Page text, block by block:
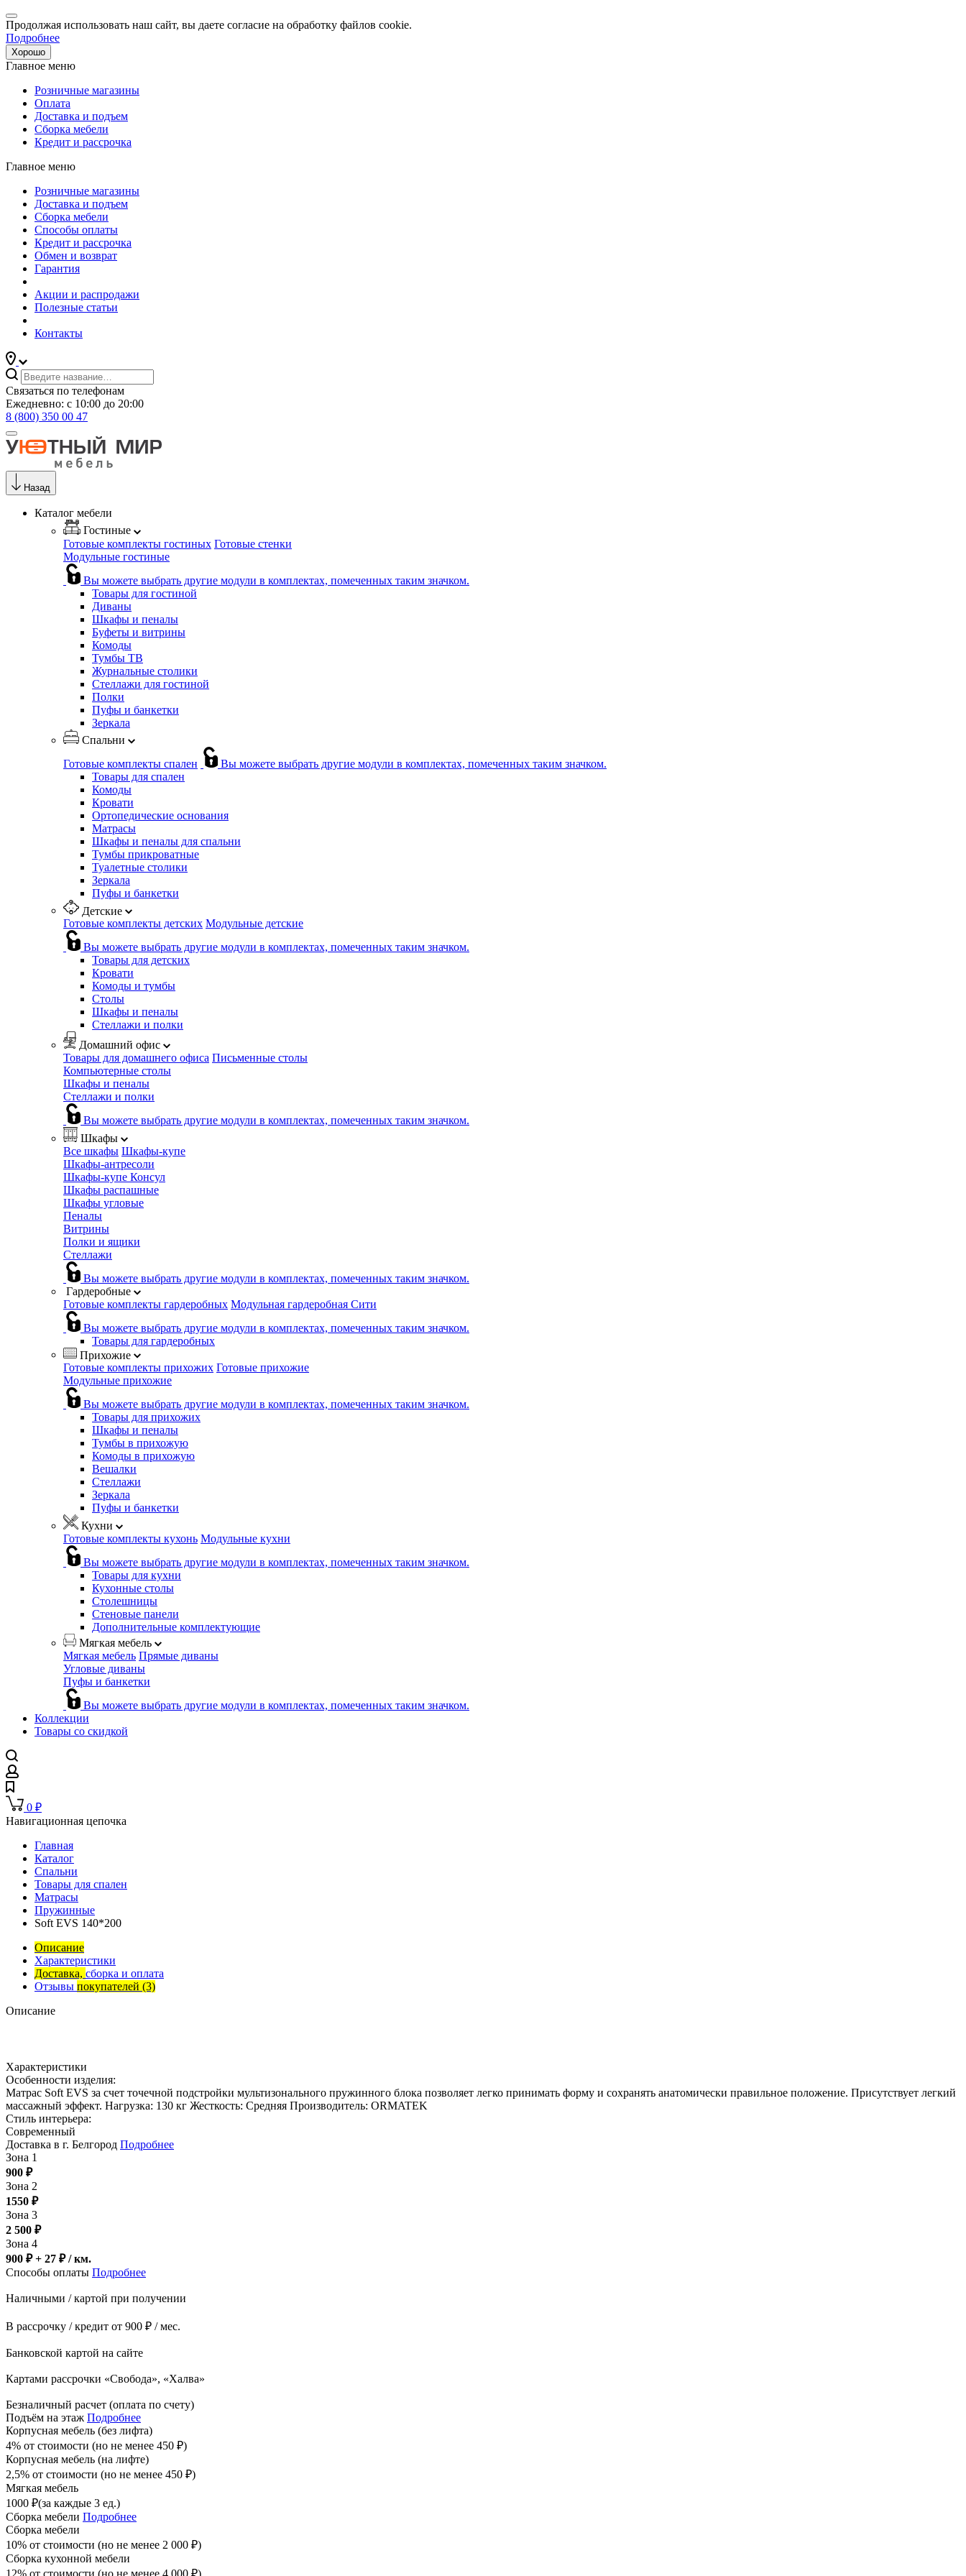
Продолжая использовать наш сайт, вы даете согласие на обработку файлов cookie.
Подробнее
Хорошо
Главное меню
Розничные магазины
Оплата
Доставка и подъем
Сборка мебели
Кредит и рассрочка
Главное меню
Розничные магазины
Доставка и подъем
Сборка мебели
Способы оплаты
Кредит и рассрочка
Обмен и возврат
Гарантия
Акции и распродажи
Полезные статьи
Контакты
Связаться по телефонам
Ежедневно: с 10:00 до 20:00
8 (800) 350 00 47
Назад
Каталог мебели
Гостиные
Готовые комплекты гостиных Готовые стенки
Модульные гостиные
Вы можете выбрать другие модули в комплектах, помеченных таким значком.
Товары для гостиной
Диваны
Шкафы и пеналы
Буфеты и витрины
Комоды
Тумбы ТВ
Журнальные столики
Стеллажи для гостиной
Полки
Пуфы и банкетки
Зеркала
Спальни
Готовые комплекты спален
Вы можете выбрать другие модули в комплектах, помеченных таким значком.
Товары для спален
Комоды
Кровати
Ортопедические основания
Матрасы
Шкафы и пеналы для спальни
Тумбы прикроватные
Туалетные столики
Зеркала
Пуфы и банкетки
Детские
Готовые комплекты детских Модульные детские
Вы можете выбрать другие модули в комплектах, помеченных таким значком.
Товары для детских
Кровати
Комоды и тумбы
Столы
Шкафы и пеналы
Стеллажи и полки
Домашний офис
Товары для домашнего офиса Письменные столы
Компьютерные столы
Шкафы и пеналы
Стеллажи и полки
Вы можете выбрать другие модули в комплектах, помеченных таким значком.
Шкафы
Все шкафы Шкафы-купе
Шкафы-антресоли
Шкафы-купе Консул
Шкафы распашные
Шкафы угловые
Пеналы
Витрины
Полки и ящики
Стеллажи
Вы можете выбрать другие модули в комплектах, помеченных таким значком.
Гардеробные
Готовые комплекты гардеробных Модульная гардеробная Сити
Вы можете выбрать другие модули в комплектах, помеченных таким значком.
Товары для гардеробных
Прихожие
Готовые комплекты прихожих Готовые прихожие
Модульные прихожие
Вы можете выбрать другие модули в комплектах, помеченных таким значком.
Товары для прихожих
Шкафы и пеналы
Тумбы в прихожую
Комоды в прихожую
Вешалки
Стеллажи
Зеркала
Пуфы и банкетки
Кухни
Готовые комплекты кухонь Модульные кухни
Вы можете выбрать другие модули в комплектах, помеченных таким значком.
Товары для кухни
Кухонные столы
Столешницы
Стеновые панели
Дополнительные комплектующие
Мягкая мебель
Мягкая мебель Прямые диваны
Угловые диваны
Пуфы и банкетки
Вы можете выбрать другие модули в комплектах, помеченных таким значком.
Коллекции
Товары со скидкой
0 ₽
Навигационная цепочка
Главная
Каталог
Спальни
Товары для спален
Матрасы
Пружинные
Soft EVS 140*200
Описание
Характеристики
Доставка, сборка и оплата
Отзывы покупателей (3)
Описание
Характеристики
Особенности изделия:
Матрас Soft EVS за счет точечной подстройки мультизонального пружинного блока позволяет легко принимать форму и сохранять анатомически правильное положение. Присутствует легкий
массажный эффект. Нагрузка: 130 кг Жесткость: Средняя Производитель: ORMATEK
Стиль интерьера:
Современный
Доставка в г. Белгород Подробнее
Зона 1
900 ₽
Зона 2
1550 ₽
Зона 3
2 500 ₽
Зона 4
900 ₽ + 27 ₽/ км.
Способы оплаты Подробнее
Наличными / картой при получении
В рассрочку / кредит от 900 ₽ / мес.
Банковской картой на сайте
Картами рассрочки «Свобода», «Халва»
Безналичный расчет (оплата по счету)
Подъём на этаж Подробнее
Корпусная мебель (без лифта)
4% от стоимости (но не менее 450 ₽)
Корпусная мебель (на лифте)
2,5% от стоимости (но не менее 450 ₽)
Мягкая мебель
1000 ₽(за каждые 3 ед.)
Сборка мебели Подробнее
Сборка мебели
10% от стоимости (но не менее 2 000 ₽)
Сборка кухонной мебели